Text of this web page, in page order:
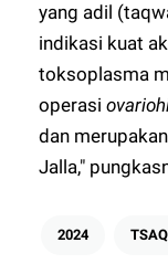
yang adil
indikasi kuat
toksoplasma
operasi
dan
Jalla,"
2024